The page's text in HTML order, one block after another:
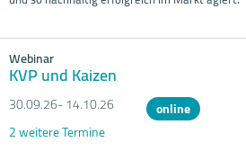
Webinar
KVP und Kaizen
30.09.26- 14.10.26 online
2 weitere Termine